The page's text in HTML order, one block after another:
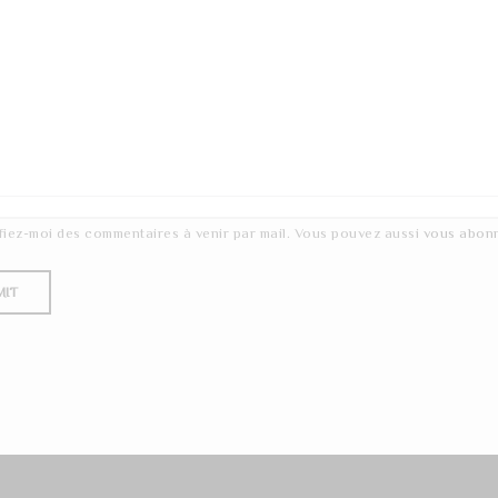
moi des commentaires à venir par mail. Vous pouvez aussi vous